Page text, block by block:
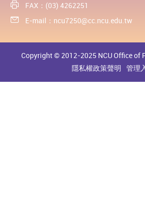
FAX：(03) 4262251
E-mail： ncu7250@cc.ncu.edu.tw
Copyright © 2012-2025 NCU Office of
隱私權政策聲明 管理